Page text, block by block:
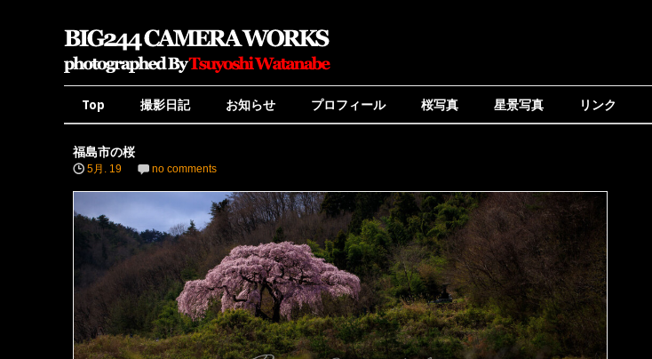
Top 撮影日記 お知らせ プロフィール 桜写真 星景写真 リンク
福島市の桜
5月. 19 no comments